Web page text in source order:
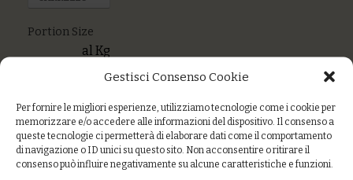
Gestisci Consenso Cookie
Per fornire le migliori esperienze, utilizziamo tecnologie come i cookie per
memorizzare e/o accedere alle informazioni del dispositivo. Il consenso a
queste tecnologie ci permetterà di elaborare dati come il comportamento
di navigazione o ID unici su questo sito. Non acconsentire o ritirare il
consenso può influire negativamente su alcune caratteristiche e funzioni.
Prezzo:
Portion Size
al Kg
might also like